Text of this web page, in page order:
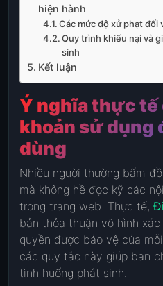
hiện hành
Các mức độ xử phạt đối
Quy trình khiếu nại và
sinh
Kết luận
Ý nghĩa thực tế
khoản sử dụng
dùng
Nhiều người thường bấm
mà không hề đọc kỹ các
trong trang web. Thực tế,
bản thỏa thuận vô hình
quyền được bảo vệ của
các quy tắc này giúp bạn
tình huống phát sinh.